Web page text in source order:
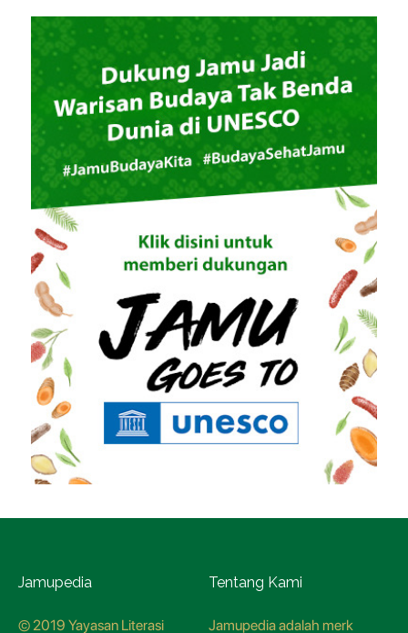
Jamupedia
© 2019 Yayasan Literasi
Tentang Kami
Jamupedia adalah merk